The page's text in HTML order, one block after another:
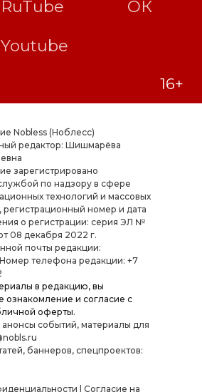
Nobless (Ноблесс)
редактор: Шишмарёва
зарегистрировано
по надзору в сфере
технологий и массовых
номер и дата
о регистрации: серия ЭЛ №
08 декабря 2022 г.
почты редакции:
телефона редакции: +7
в редакцию, вы
ознакомление и согласие с
оферты.
событий, материалы для
баннеров, спецпроектов:
| Согласие на